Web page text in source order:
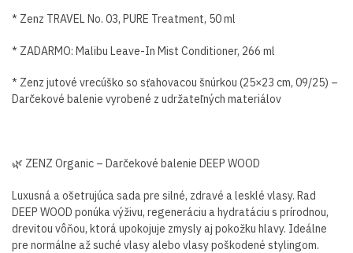
* Zenz TRAVEL No. 03, PURE Treatment, 50 ml
* ZADARMO: Malibu Leave-In Mist Conditioner, 266 ml
* Zenz jutové vrecúško so sťahovacou šnúrkou (25×23 cm, 09/25) –
Darčekové balenie vyrobené z udržateľných materiálov
🌿 ZENZ Organic – Darčekové balenie DEEP WOOD
Luxusná a ošetrujúca sada pre silné, zdravé a lesklé vlasy. Rad
DEEP WOOD ponúka výživu, regeneráciu a hydratáciu s prírodnou,
drevitou vôňou, ktorá upokojuje zmysly aj pokožku hlavy. Ideálne
pre normálne až suché vlasy alebo vlasy poškodené stylingom.